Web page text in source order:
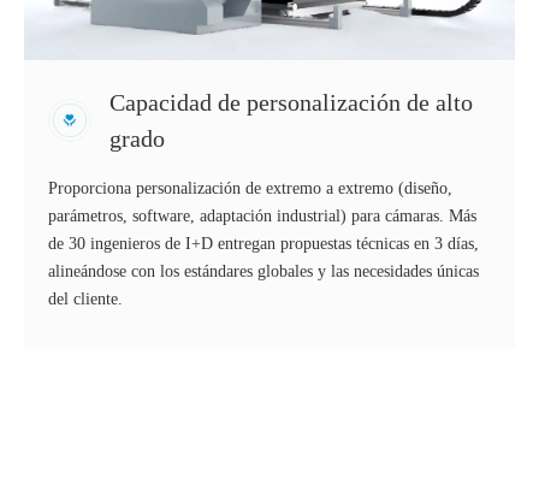
Capacidad de personalización de alto
grado
Proporciona personalización de extremo a extremo (diseño,
parámetros, software, adaptación industrial) para cámaras. Más
de 30 ingenieros de I+D entregan propuestas técnicas en 3 días,
alineándose con los estándares globales y las necesidades únicas
del cliente.